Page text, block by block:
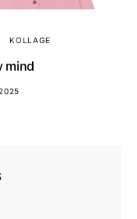
KOLLAGE
mind